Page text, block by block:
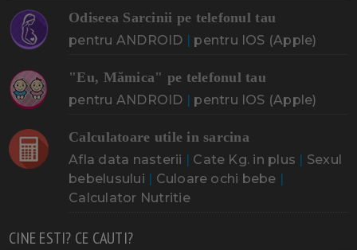
Odiseea Sarcinii pe telefonul tau
pentru ANDROID | pentru IOS (Apple)
"Eu, Mămica" pe telefonul tau
pentru ANDROID | pentru IOS (Apple)
Calculatoare utile in sarcina
Afla data nasterii | Cate Kg. in plus | Sexul
bebelusului | Culoare ochi bebe |
Calculator Nutritie
CINE ESTI? CE CAUTI?